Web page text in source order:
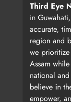
Third Eye
in
accurate,
region and
we
Assam
national
believe in
empower,